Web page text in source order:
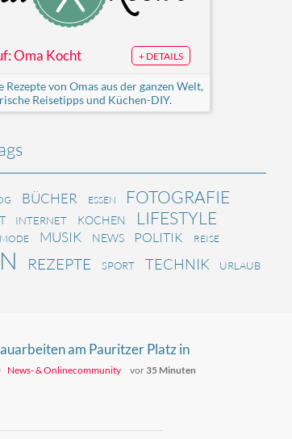
Oma Kocht + DETAILS
von Omas aus der ganzen Welt,
Reisetipps und Küchen-DIY.
BÜCHER ESSEN FOTOGRAFIE
INTERNET KOCHEN LIFESTYLE
MODE MUSIK NEWS POLITIK REISE
REZEPTE SPORT TECHNIK URLAUB
am Pauritzer Platz in
starten
News- & Onlinecommunity vor 35 Minuten